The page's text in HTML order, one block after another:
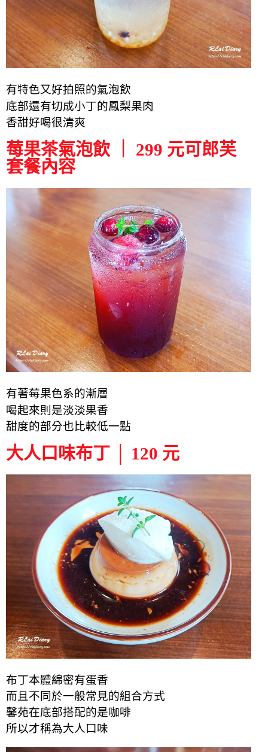
有特色又好拍照的氣泡飲
底部還有切成小丁的鳳梨果肉
香甜好喝很清爽
莓果茶氣泡飲 ｜ 299 元可郎芙
套餐內容
有著莓果色系的漸層
喝起來則是淡淡果香
甜度的部分也比較低一點
大人口味布丁 │ 120 元
布丁本體綿密有蛋香
而且不同於一般常見的組合方式
馨苑在底部搭配的是咖啡
所以才稱為大人口味